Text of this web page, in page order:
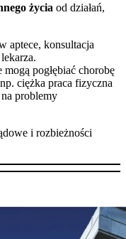
życia od działań,
aptece, konsultacja
pogłębiać chorobę
ciężka praca fizyczna
problemy
i rozbieżności